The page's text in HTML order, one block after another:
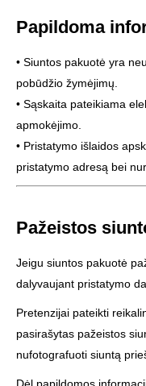
Papildoma
• Siuntos pakuotė yra
pobūdžio žymėjimų.
• Sąskaita pateikiama
apmokėjimo.
• Pristatymo išlaidos
pristatymo adresą bei
Pažeistos
Jeigu siuntos pakuotė
dalyvaujant pristatymo
Pretenzijai pateikti
pasirašytas pažeistos
nufotografuoti siuntą
Dėl papildomos